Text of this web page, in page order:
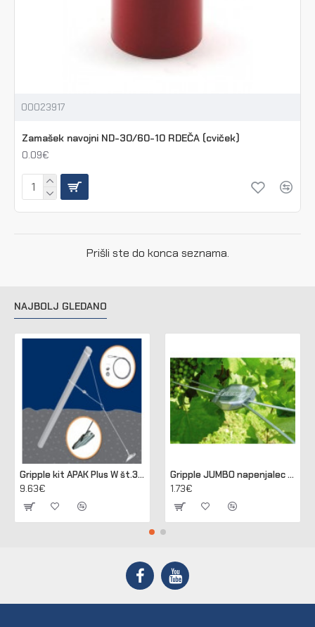
00023917
Zamašek navojni ND-30/60-10 RDEČA (cviček)
0.09€
Prišli ste do konca seznama.
NAJBOLJ GLEDANO
Gripple kit APAK Plus W št.3 za sidranje lesenih in betonskih stebrov
9.63€
Gripple JUMBO napenjalec za žico 2,50 - 3,15 mm (pakir. 20 kos)
1.73€